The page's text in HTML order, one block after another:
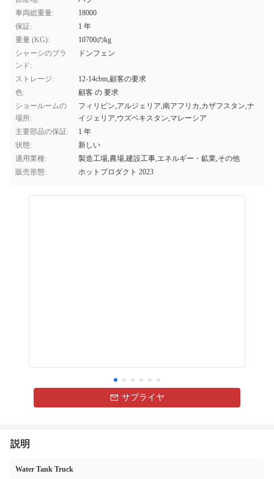
車両総重量:
18000
保証:
1 年
重量 (KG):
10700のkg
シャーシのブラ
ンド:
ドンフェン
ストレージ:
12-14cbm,顧客の要求
色:
顧客 の 要求
ショールームの
場所:
フィリピン,アルジェリア,南アフリカ,カザフスタン,ナ
イジェリア,ウズベキスタン,マレーシア
主要部品の保証:
1 年
状態:
新しい
適用業種:
製造工場,農場,建設工事,エネルギー・鉱業,その他
販売形態:
ホットプロダクト 2023
サプライヤ
説明
Water Tank Truck